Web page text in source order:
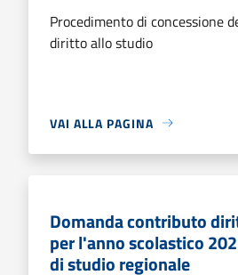
Procedimento di concessione
diritto allo studio
VAI ALLA PAGINA
Domanda contributo
per l'anno scolastico
di studio regionale